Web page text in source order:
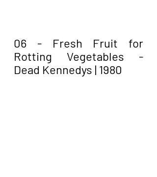
06 - Fresh Fruit for
Rotting Vegetables -
Dead Kennedys | 1980